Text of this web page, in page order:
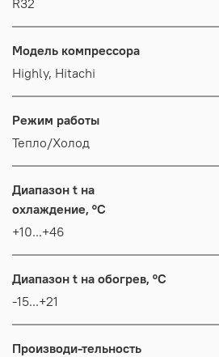
Модель компрессора
Highly, Hitachi
Режим работы
Тепло/Холод
Диапазон t на
охлаждение, °C
+10...+46
Диапазон t на обогрев, °C
-15...+21
Производи-тельность